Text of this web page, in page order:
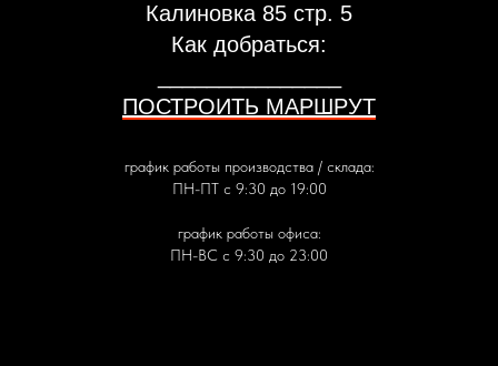
Калиновка 85 стр. 5
Как добраться:
ПОСТРОИТЬ МАРШРУТ
график работы производства / склада:
ПН-ПТ с 9:30 до 19:00
график работы офиса:
ПН-ВС с 9:30 до 23:00